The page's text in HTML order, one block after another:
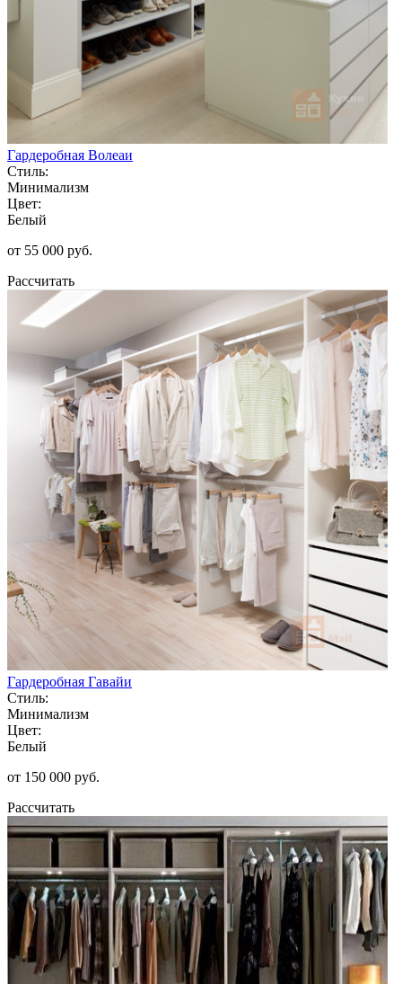
Гардеробная Волеаи
Стиль:
Минимализм
Цвет:
Белый
от 55 000 руб.
Рассчитать
Гардеробная Гавайи
Стиль:
Минимализм
Цвет:
Белый
от 150 000 руб.
Рассчитать